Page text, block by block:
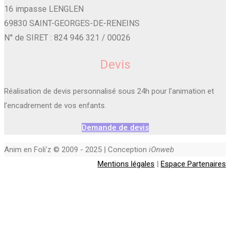
16 impasse LENGLEN
69830 SAINT-GEORGES-DE-RENEINS
N° de SIRET : 824 946 321 / 00026
Devis
Réalisation de devis personnalisé sous 24h pour l’animation et
l’encadrement de vos enfants.
Demande de devis
Anim en Foli'z © 2009 - 2025 | Conception iOnweb
Mentions légales | Espace Partenaires